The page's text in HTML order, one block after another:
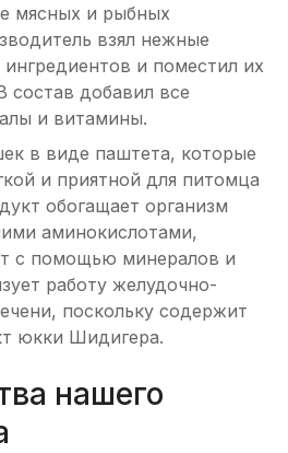
мясных и рыбных
взял нежные
и поместил их
состав добавил все
и витамины.
в виде паштета, которые
и приятной для питомца
обогащает организм
аминокислотами,
с помощью минералов и
работу желудочно-
поскольку содержит
юкки Шидигера.
нашего